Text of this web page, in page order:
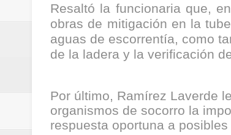
acciones que
ReGioNetNoticias-
ReGioNetNoticias /
ReGionetNoticias /
Resaltó la funcionaria que,
obras de mitigación en la
aguas de escorrentía, como
de la ladera y la verificación
Por último, Ramírez Laverde
organismos de socorro la
respuesta oportuna a